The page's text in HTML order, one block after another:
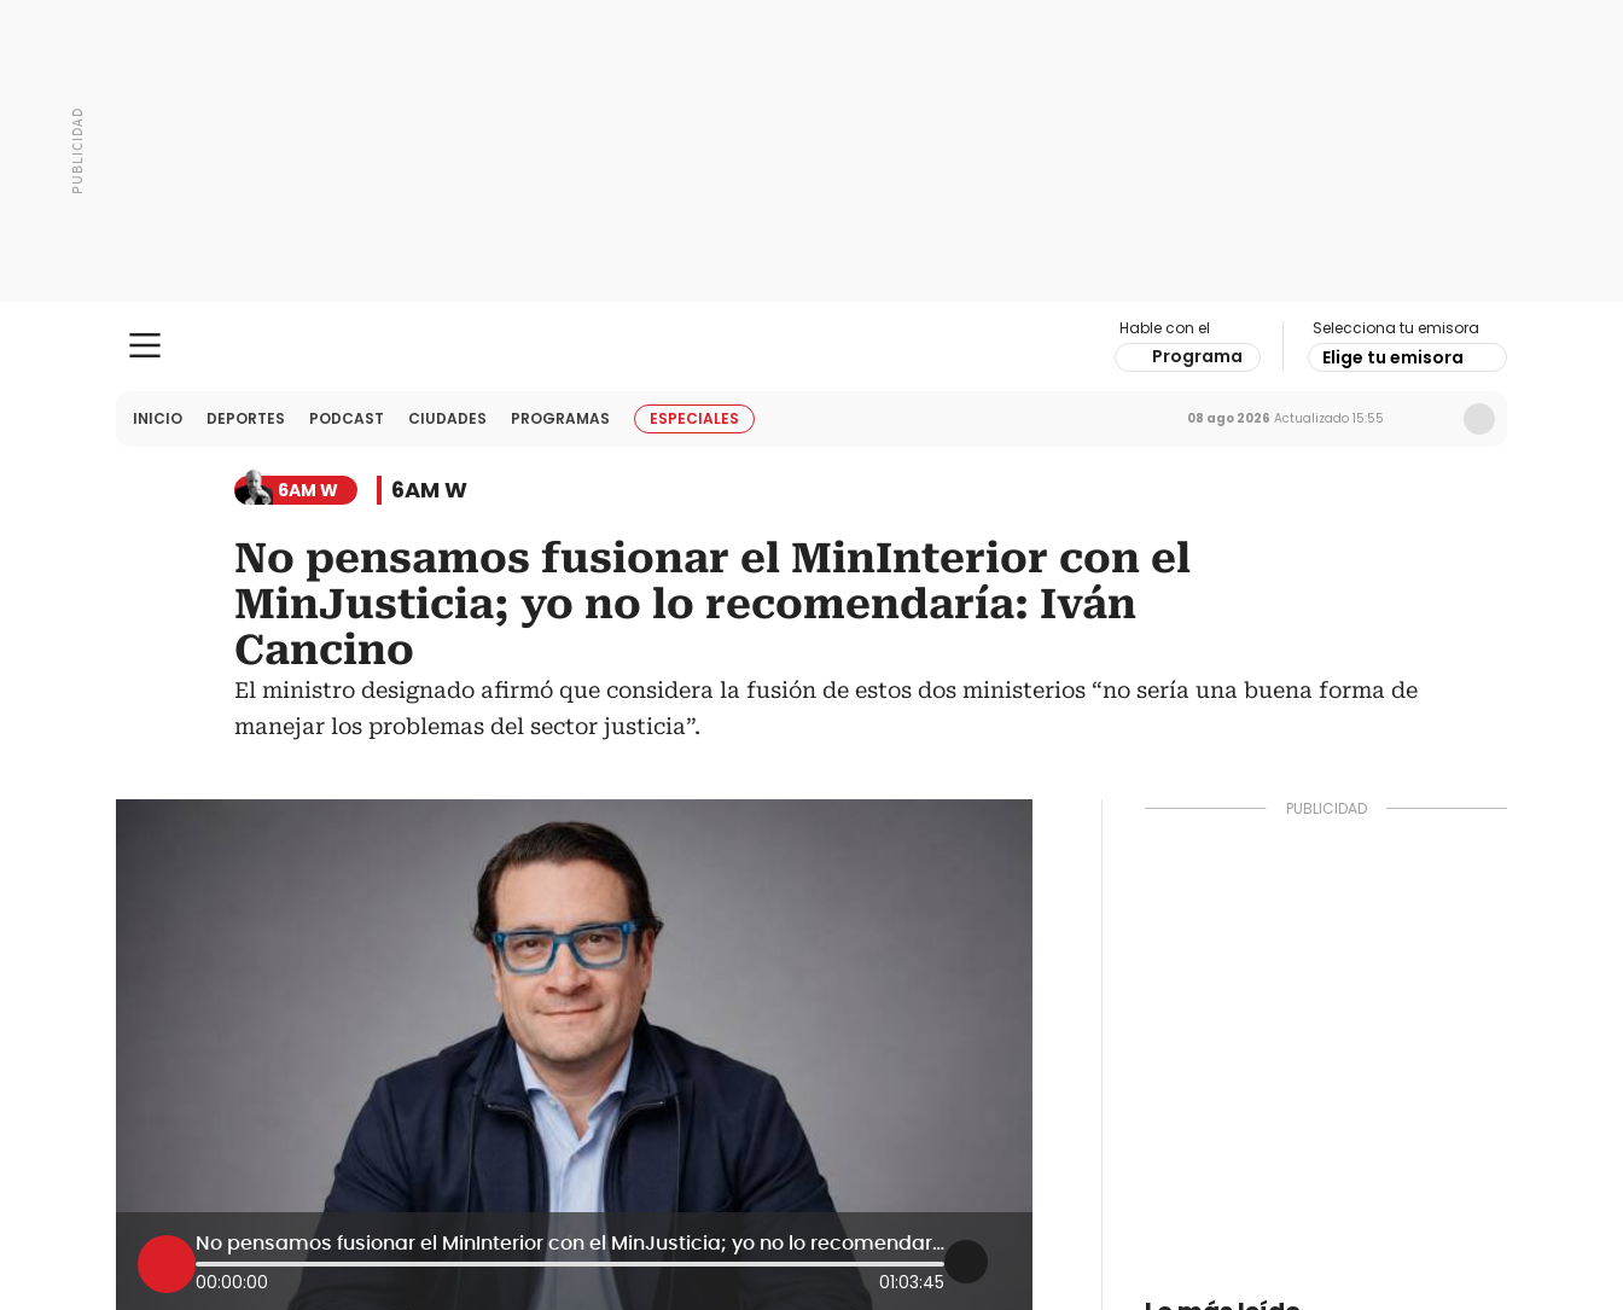
Hable con el
Programa
Selecciona tu emisora
Elige tu emisora
INICIO DEPORTES PODCAST CIUDADES PROGRAMAS ESPECIALES 08 ago 2026 Actualizado 15:55
6AM W 6AM W
No pensamos fusionar el MinInterior con el
MinJusticia; yo no lo recomendaría: Iván
Cancino
El ministro designado afirmó que considera la fusión de estos dos ministerios “no sería una buena forma de
manejar los problemas del sector justicia”.
No pensamos fusionar el MinInterior con el MinJusticia; yo no lo recomendaría: Iván Cancino
00:00:00 01:03:45